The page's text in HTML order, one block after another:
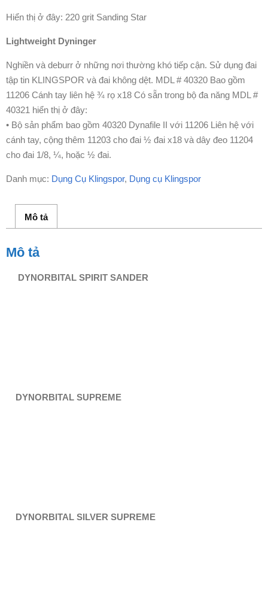
Hiển thị ở đây: 220 grit Sanding Star
Lightweight Dyninger
Nghiền và deburr ở những nơi thường khó tiếp cận. Sử dụng đai
tập tin KLINGSPOR và đai không dệt. MDL # 40320 Bao gồm
11206 Cánh tay liên hệ ¾ rọ x18 Có sẵn trong bộ đa năng MDL #
40321 hiển thị ở đây:
• Bộ sản phẩm bao gồm 40320 Dynafile II với 11206 Liên hệ với
cánh tay, cộng thêm 11203 cho đai ½ đai x18 và dây đeo 11204
cho đai 1/8, ¼, hoặc ½ đai.
Danh mục: Dụng Cụ Klingspor, Dụng cụ Klingspor
Mô tả
Mô tả
DYNORBITAL SPIRIT SANDER
DYNORBITAL SUPREME
DYNORBITAL SILVER SUPREME